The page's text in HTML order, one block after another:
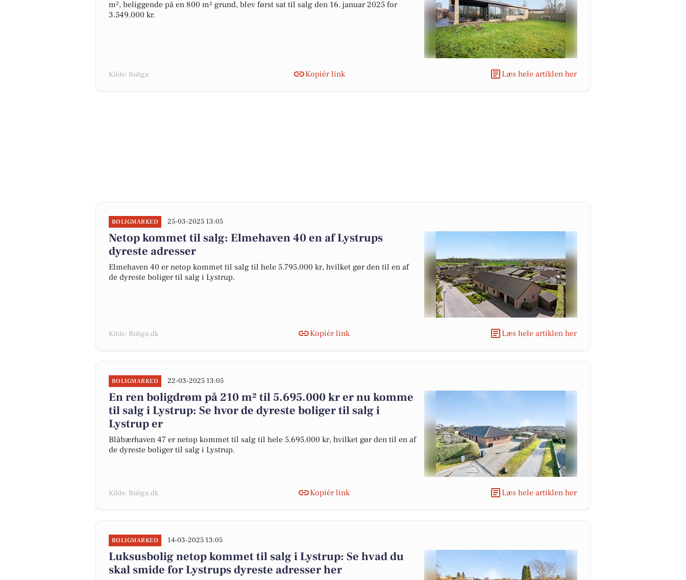
m², beliggende på en 800 m² grund, blev først sat til salg den 16. januar 2025 for
3.549.000 kr.
Kilde: Boliga Kopiér link Læs hele artiklen her
BOLIGMARKED 25-03-2025 13:05
Netop kommet til salg: Elmehaven 40 en af Lystrups
dyreste adresser
Elmehaven 40 er netop kommet til salg til hele 5.795.000 kr, hvilket gør den til en af
de dyreste boliger til salg i Lystrup.
Kilde: Boliga.dk Kopiér link Læs hele artiklen her
BOLIGMARKED 22-03-2025 13:05
En ren boligdrøm på 210 m² til 5.695.000 kr er nu komme
til salg i Lystrup: Se hvor de dyreste boliger til salg i
Lystrup er
Blåbærhaven 47 er netop kommet til salg til hele 5.695.000 kr, hvilket gør den til en af
de dyreste boliger til salg i Lystrup.
Kilde: Boliga.dk Kopiér link Læs hele artiklen her
BOLIGMARKED 14-03-2025 13:05
Luksusbolig netop kommet til salg i Lystrup: Se hvad du
skal smide for Lystrups dyreste adresser her